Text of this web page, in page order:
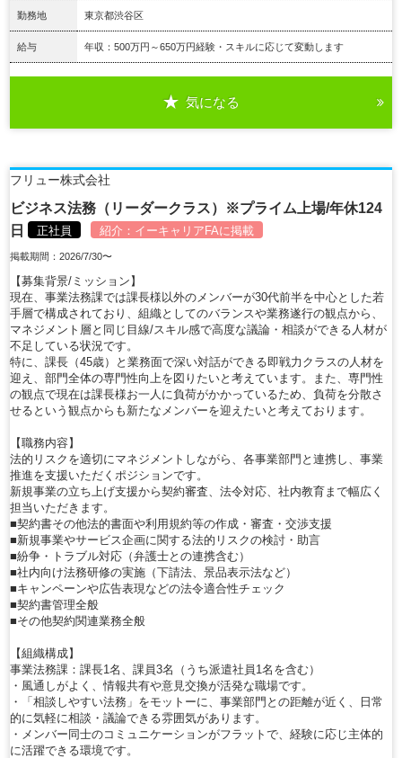
勤務地 東京都渋谷区
給与 年収：500万円～650万円経験・スキルに応じて変動します
気になる
フリュー株式会社
ビジネス法務（リーダークラス）※プライム上場/年休124
日
正社員 紹介： イーキャリアFAに掲載
掲載期間：2026/7/30〜
【募集背景/ミッション】
現在、事業法務課では課長様以外のメンバーが30代前半を中心とした若
手層で構成されており、組織としてのバランスや業務遂行の観点から、
マネジメント層と同じ目線/スキル感で高度な議論・相談ができる人材が
不足している状況です。
特に、課長（45歳）と業務面で深い対話ができる即戦力クラスの人材を
迎え、部門全体の専門性向上を図りたいと考えています。また、専門性
の観点で現在は課長様お一人に負荷がかかっているため、負荷を分散さ
せるという観点からも新たなメンバーを迎えたいと考えております。
【職務内容】
法的リスクを適切にマネジメントしながら、各事業部門と連携し、事業
推進を支援いただくポジションです。
新規事業の立ち上げ支援から契約審査、法令対応、社内教育まで幅広く
担当いただきます。
■契約書その他法的書面や利用規約等の作成・審査・交渉支援
■新規事業やサービス企画に関する法的リスクの検討・助言
■紛争・トラブル対応（弁護士との連携含む）
■社内向け法務研修の実施（下請法、景品表示法など）
■キャンペーンや広告表現などの法令適合性チェック
■契約書管理全般
■その他契約関連業務全般
【組織構成】
事業法務課：課長1名、課員3名（うち派遣社員1名を含む）
・風通しがよく、情報共有や意見交換が活発な職場です。
・「相談しやすい法務」をモットーに、事業部門との距離が近く、日常
的に気軽に相談・議論できる雰囲気があります。
・メンバー同士のコミュニケーションがフラットで、経験に応じ主体的
に活躍できる環境です。